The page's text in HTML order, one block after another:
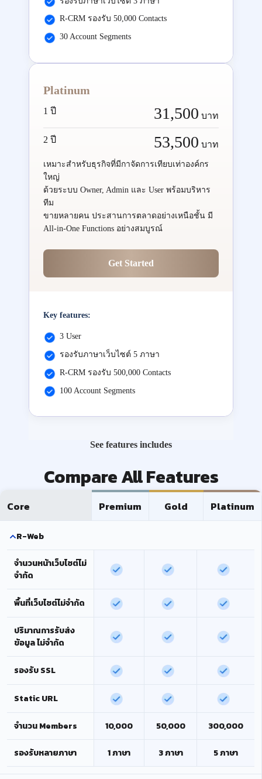
R-CRM รองรับ 50,000 Contacts
30 Account Segments
Platinum
1 ปี 31,500 บาท
2 ปี 53,500 บาท
เหมาะสำหรับธุรกิจที่มีกาจัดการเทียบเท่าองค์กร
ใหญ่
ด้วยระบบ Owner, Admin และ User พร้อมบริหาร
ทีม
ขายหลายคน ประสานการตลาดอย่างเหนือชั้น มี
All-in-One Functions อย่างสมบูรณ์
Get Started
Key features:
3 User
รองรับภาษาเว็บไซต์ 5 ภาษา
R-CRM รองรับ 500,000 Contacts
100 Account Segments
See features includes
Compare All Features
Core Premium Gold Platinum
R-Web
จำนวนหน้าเว็บไซต์ไม่
จำกัด
พื้นที่เว็บไซต์ไม่จำกัด
ปริมาณการรับส่ง
ข้อมูล ไม่จำกัด
รองรับ SSL
Static URL
จำนวน Members 10,000 50,000 300,000
รองรับหลายภาษา 1 ภาษา 3 ภาษา 5 ภาษา